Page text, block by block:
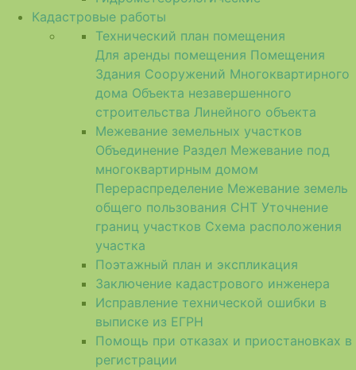
Кадастровые работы
Технический план помещения
Для аренды помещения Помещения
Здания Сооружений Многоквартирного
дома Объекта незавершенного
строительства Линейного объекта
Межевание земельных участков
Объединение Раздел Межевание под
многоквартирным домом
Перераспределение Межевание земель
общего пользования СНТ Уточнение
границ участков Схема расположения
участка
Поэтажный план и экспликация
Заключение кадастрового инженера
Исправление технической ошибки в
выписке из ЕГРН
Помощь при отказах и приостановках в
регистрации